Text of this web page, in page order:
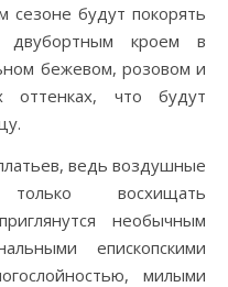
будут покорять
двубортным кроем в
бежевом, розовом и
оттенках, что будут
ведь воздушные
восхищать
необычным
епископскими
милыми